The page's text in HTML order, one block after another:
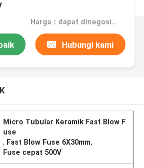
Harga：dapat dinegosiasikan
Hubungi kami
Micro Tubular Keramik Fast Blow F
use
, Fast Blow Fuse 6X30mm,
Fuse cepat 500V